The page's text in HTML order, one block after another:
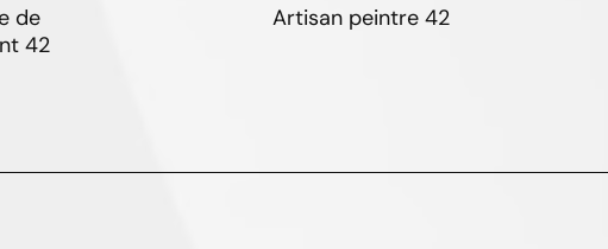
de
42
Artisan peintre 42